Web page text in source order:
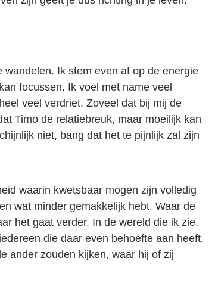
Ik stem even af op de energie
focussen. Ik voel met name veel
veel verdriet. Zoveel dat bij mij de
Timo de relatiebreuk, maar moeilijk kan
niet, bang dat het te pijnlijk zal zijn
waarin kwetsbaar mogen zijn volledig
wat minder gemakkelijk hebt. Waar de
het gaat verder. In de wereld die ik zie,
die daar even behoefte aan heeft.
ander zouden kijken, waar hij of zij